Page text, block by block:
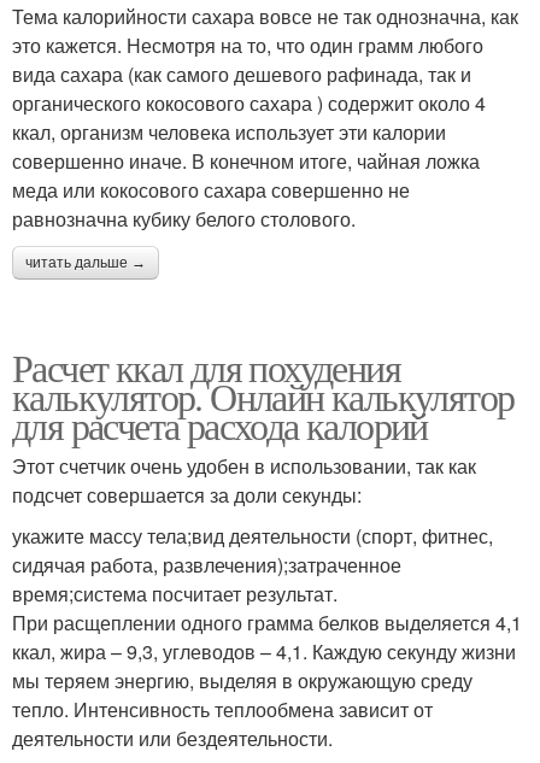
Тема калорийности сахара вовсе не так однозначна, как
это кажется. Несмотря на то, что один грамм любого
вида сахара (как самого дешевого рафинада, так и
органического кокосового сахара ) содержит около 4
ккал, организм человека использует эти калории
совершенно иначе. В конечном итоге, чайная ложка
меда или кокосового сахара совершенно не
равнозначна кубику белого столового.
читать дальше →
Расчет ккал для похудения
калькулятор. Онлайн калькулятор
для расчета расхода калорий
Этот счетчик очень удобен в использовании, так как
подсчет совершается за доли секунды:
укажите массу тела;вид деятельности (спорт, фитнес,
сидячая работа, развлечения);затраченное
время;система посчитает результат.
При расщеплении одного грамма белков выделяется 4,1
ккал, жира – 9,3, углеводов – 4,1. Каждую секунду жизни
мы теряем энергию, выделяя в окружающую среду
тепло. Интенсивность теплообмена зависит от
деятельности или бездеятельности.